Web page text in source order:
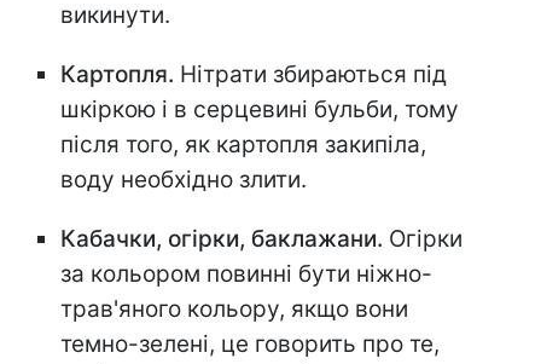
викинути.
Картопля. Нітрати збираються під
шкіркою і в серцевині бульби, тому
після того, як картопля закипіла,
воду необхідно злити.
Кабачки, огірки, баклажани. Огірки
за кольором повинні бути ніжно-
трав'яного кольору, якщо вони
темно-зелені, це говорить про те,